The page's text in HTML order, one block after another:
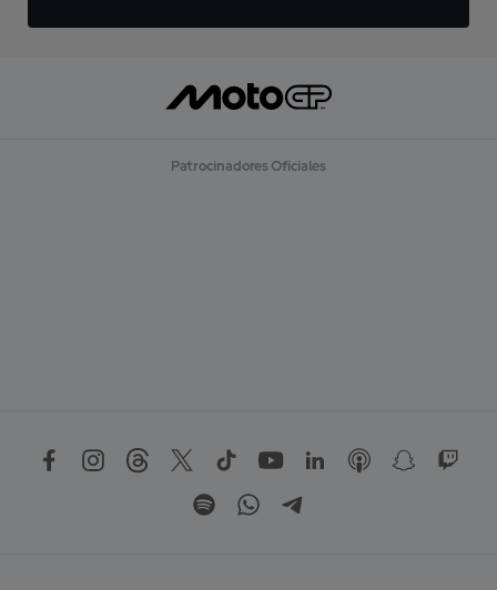
Patrocinadores Oficiales